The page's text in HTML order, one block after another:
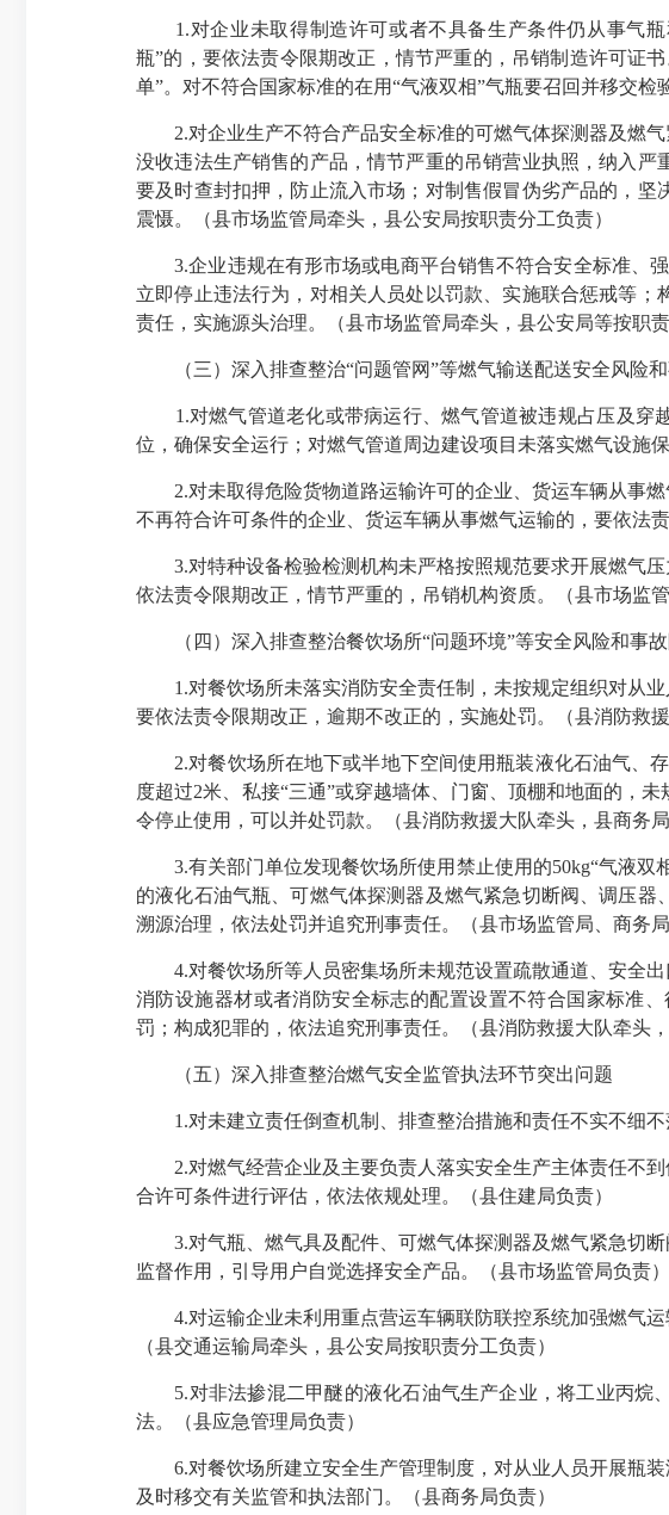
1.对企业未取得制造许可或者不具备生产条件仍从事气瓶
瓶”的，要依法责令限期改正，情节严重的，吊销制造许可证
单”。对不符合国家标准的在用“气液双相”气瓶要召回并移交
2.对企业生产不符合产品安全标准的可燃气体探测器及燃气
没收违法生产销售的产品，情节严重的吊销营业执照，纳入
要及时查封扣押，防止流入市场；对制售假冒伪劣产品的，
震慑。（县市场监管局牵头，县公安局按职责分工负责）
3.企业违规在有形市场或电商平台销售不符合安全标准、强
立即停止违法行为，对相关人员处以罚款、实施联合惩戒等
责任，实施源头治理。（县市场监管局牵头，县公安局等按职责
（三）深入排查整治“问题管网”等燃气输送配送安全风险和
1.对燃气管道老化或带病运行、燃气管道被违规占压及穿
位，确保安全运行；对燃气管道周边建设项目未落实燃气设施
2.对未取得危险货物道路运输许可的企业、货运车辆从事燃
不再符合许可条件的企业、货运车辆从事燃气运输的，要依法
3.对特种设备检验检测机构未严格按照规范要求开展燃气压
依法责令限期改正，情节严重的，吊销机构资质。（县市场监管
（四）深入排查整治餐饮场所“问题环境”等安全风险和事故
1.对餐饮场所未落实消防安全责任制，未按规定组织对从业
要依法责令限期改正，逾期不改正的，实施处罚。（县消防救
2.对餐饮场所在地下或半地下空间使用瓶装液化石油气、存
度超过2米、私接“三通”或穿越墙体、门窗、顶棚和地面的，
令停止使用，可以并处罚款。（县消防救援大队牵头，县商务局
3.有关部门单位发现餐饮场所使用禁止使用的50kg“气液双
的液化石油气瓶、可燃气体探测器及燃气紧急切断阀、调压
溯源治理，依法处罚并追究刑事责任。（县市场监管局、商务
4.对餐饮场所等人员密集场所未规范设置疏散通道、安全出
消防设施器材或者消防安全标志的配置设置不符合国家标准
罚；构成犯罪的，依法追究刑事责任。（县消防救援大队牵头
（五）深入排查整治燃气安全监管执法环节突出问题
1.对未建立责任倒查机制、排查整治措施和责任不实不细不
2.对燃气经营企业及主要负责人落实安全生产主体责任不到
合许可条件进行评估，依法依规处理。（县住建局负责）
3.对气瓶、燃气具及配件、可燃气体探测器及燃气紧急切断
监督作用，引导用户自觉选择安全产品。（县市场监管局负责）
4.对运输企业未利用重点营运车辆联防联控系统加强燃气运
（县交通运输局牵头，县公安局按职责分工负责）
5.对非法掺混二甲醚的液化石油气生产企业，将工业丙烷
法。（县应急管理局负责）
6.对餐饮场所建立安全生产管理制度，对从业人员开展瓶装
及时移交有关监管和执法部门。（县商务局负责）